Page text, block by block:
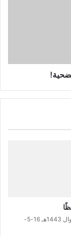
الاثنين 15 شوال 1443هـ 16-5-